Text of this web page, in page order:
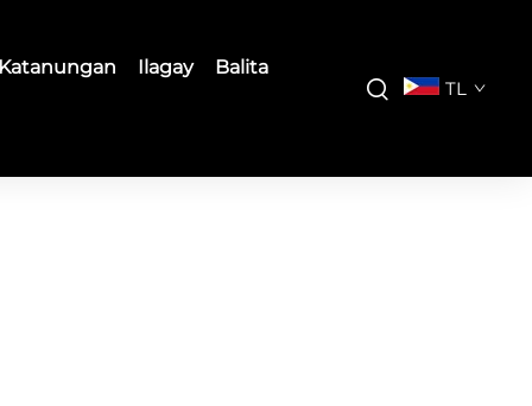
Ilagay
Balita
TL